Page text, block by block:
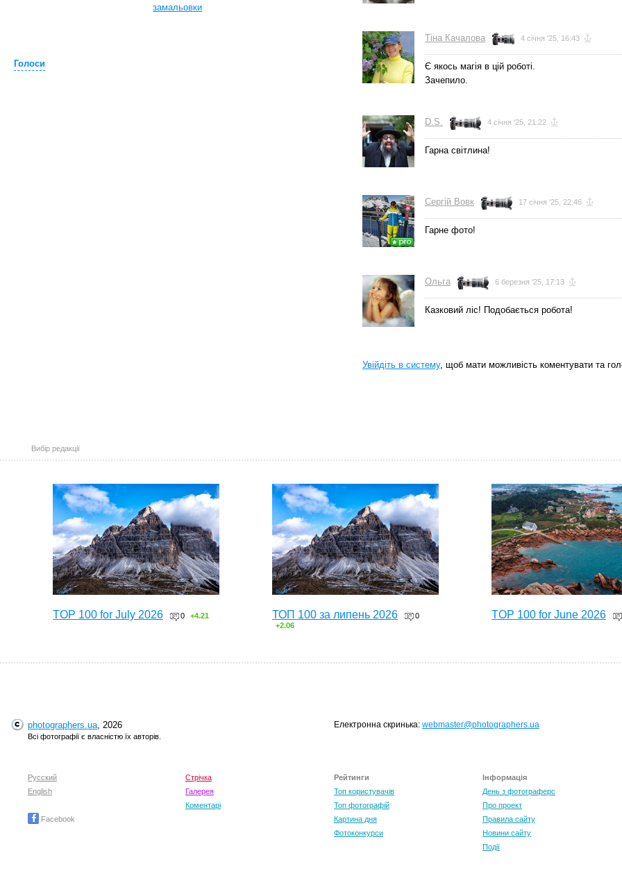
замальовки
Голоси
Тіна Качалова 4 січня '25, 16:43
Є якось магія в цій роботі.
Зачепило.
D.S. 4 січня '25, 21:22
Гарна світлина!
Сергій Вовк 17 січня '25, 22:46
Гарне фото!
Ольга 6 березня '25, 17:13
Казковий лiс! Подобається робота!
Увійдіть в систему, щоб мати можливість коментувати та
Вибір редакції
TOP 100 for July 2026 0 +4.21 ТОП 100 за липень 2026
0
+2.06
TOP 100 for June 2026
+6.59 ТОП 100 за травень 2026
photographers.ua, 2026
Всі фотографії є власністю їх авторів.
Електронна скринька: webmaster@photographers.ua
Русский
English
Facebook
Стрічка
Галерея
Коментарі
Рейтинги
Топ користувачів
Топ фотографій
Картина дня
Фотоконкурси
Інформація
День з фотограферс
Про проект
Правила сайту
Новини сайту
Події